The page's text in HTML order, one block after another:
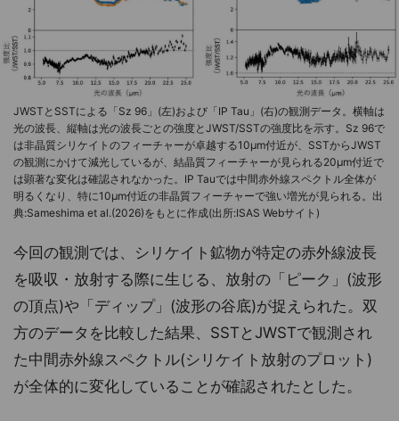
JWSTとSSTによる「Sz 96」(左)および「IP Tau」(右)の観測データ。横軸は
光の波長、縦軸は光の波長ごとの強度とJWST/SSTの強度比を示す。Sz 96で
は非晶質シリケイトのフィーチャーが卓越する10μm付近が、SSTからJWST
の観測にかけて減光しているが、結晶質フィーチャーが見られる20μm付近で
は顕著な変化は確認されなかった。IP Tauでは中間赤外線スペクトル全体が
明るくなり、特に10μm付近の非晶質フィーチャーで強い増光が見られる。出
典:Sameshima et al.(2026)をもとに作成(出所:ISAS Webサイト)
今回の観測では、シリケイト鉱物が特定の赤外線波長
を吸収・放射する際に生じる、放射の「ピーク」(波形
の頂点)や「ディップ」(波形の谷底)が捉えられた。双
方のデータを比較した結果、SSTとJWSTで観測され
た中間赤外線スペクトル(シリケイト放射のプロット)
が全体的に変化していることが確認されたとした。